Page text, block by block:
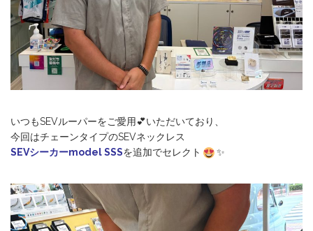
いつもSEVルーパーをご愛用💕いただいており、
今回はチェーンタイプのSEVネックレス
SEVシーカーmodel SSSを追加でセレクト ✨